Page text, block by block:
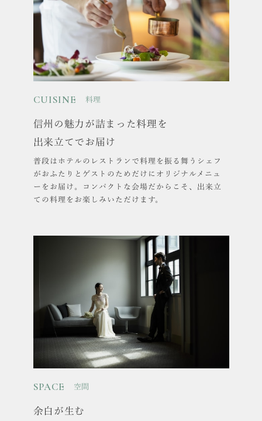
CUISINE 料理
信州の魅力が詰まった料理を
出来立てでお届け
普段はホテルのレストランで料理を振る舞うシェフ
がおふたりとゲストのためだけにオリジナルメニュ
ーをお届け。コンパクトな会場だからこそ、出来立
ての料理をお楽しみいただけます。
SPACE 空間
余白が生む